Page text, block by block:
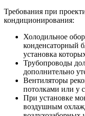
Требования при
кондиционирования:
Холодильное
конденсаторный
установка
Трубопроводы
дополнительно
Вентиляторы
потолками или у
При установке
воздушным